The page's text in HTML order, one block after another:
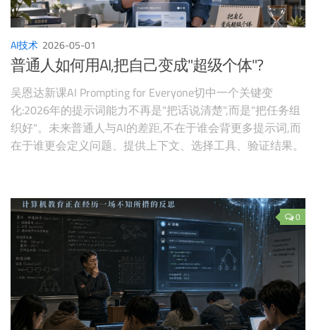
AI技术 2026-05-01
普通人如何用AI,把自己变成"超级个体"?
吴恩达新课AI Prompting for Everyone切中一个关键变
化:2026年的提示词能力不再是"把话说清楚",而是"把任务组
织好"。未来普通人与AI的差距,不在于谁会背更多提示词,而
在于谁更会定义问题、提供上下文、选择工具、验证结果。
0